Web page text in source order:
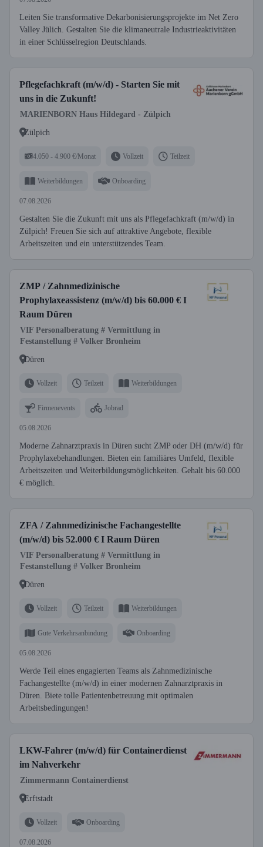
Leiten Sie transformative Dekarbonisierungsprojekte im Net Zero
Valley Jülich. Gestalten Sie die klimaneutrale Industrieaktivitäten
in einer Schlüsselregion Deutschlands.
Pflegefachkraft (m/w/d) - Starten Sie mit
uns in die Zukunft!
MARIENBORN Haus Hildegard - Zülpich
Zülpich
4.050 - 4.900 €/Monat Vollzeit Teilzeit
Weiterbildungen Onboarding
07.08.2026
Gestalten Sie die Zukunft mit uns als Pflegefachkraft (m/w/d) in
Zülpich! Freuen Sie sich auf attraktive Angebote, flexible
Arbeitszeiten und ein unterstützendes Team.
ZMP / Zahnmedizinische
Prophylaxeassistenz (m/w/d) bis 60.000 € I
Raum Düren
VIF Personalberatung # Vermittlung in
Festanstellung # Volker Bronheim
Düren
Vollzeit Teilzeit Weiterbildungen
Firmenevents Jobrad
05.08.2026
Moderne Zahnarztpraxis in Düren sucht ZMP oder DH (m/w/d) für
Prophylaxebehandlungen. Bieten ein familiäres Umfeld, flexible
Arbeitszeiten und Weiterbildungsmöglichkeiten. Gehalt bis 60.000
€ möglich.
ZFA / Zahnmedizinische Fachangestellte
(m/w/d) bis 52.000 € I Raum Düren
VIF Personalberatung # Vermittlung in
Festanstellung # Volker Bronheim
Düren
Vollzeit Teilzeit Weiterbildungen
Gute Verkehrsanbindung Onboarding
05.08.2026
Werde Teil eines engagierten Teams als Zahnmedizinische
Fachangestellte (m/w/d) in einer modernen Zahnarztpraxis in
Düren. Biete tolle Patientenbetreuung mit optimalen
Arbeitsbedingungen!
LKW-Fahrer (m/w/d) für Containerdienst
im Nahverkehr
Zimmermann Containerdienst
Erftstadt
Vollzeit Onboarding
07.08.2026